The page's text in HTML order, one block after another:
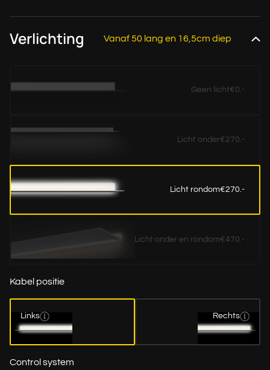
Verlichting Vanaf 50 lang en 16,5cm diep
Geen licht€0.-
Licht onder€270.-
Licht rondom€270.-
Licht onder en rondom€470.-
Kabel positie
Links Rechts
Control system